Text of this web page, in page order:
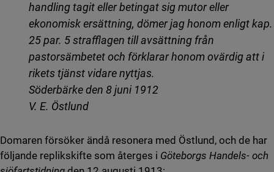
handling tagit eller betingat sig mutor eller
ekonomisk ersättning, dömer jag honom enligt kap.
25 par. 5 strafflagen till avsättning från
pastorsämbetet och förklarar honom ovärdig att i
rikets tjänst vidare nyttjas.
Söderbärke den 8 juni 1912
V. E. Östlund
Domaren försöker ändå resonera med Östlund, och de har
följande replikskifte som återges i Göteborgs Handels- och